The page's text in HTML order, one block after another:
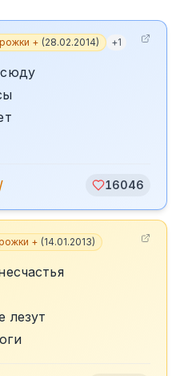
+ (28.02.2014) +1
16046
+ (14.01.2013)
лезут